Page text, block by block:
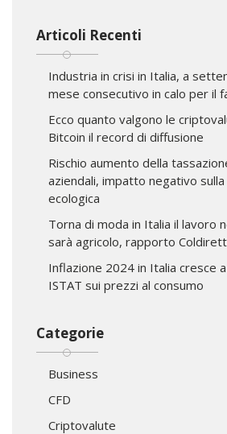
Articoli Recenti
Industria in crisi in Italia, a
mese consecutivo in calo per il
Ecco quanto valgono le
Bitcoin il record di diffusione
Rischio aumento della
aziendali, impatto negativo
ecologica
Torna di moda in Italia il lavoro
sarà agricolo, rapporto
Inflazione 2024 in Italia cresce
ISTAT sui prezzi al consumo
Categorie
Business
CFD
Criptovalute